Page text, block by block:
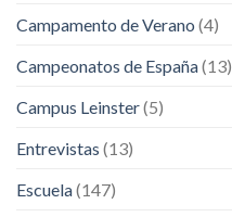
Campamento de Verano (4)
Campeonatos de España(13)
Campus Leinster(5)
Entrevistas (13)
Escuela(147)